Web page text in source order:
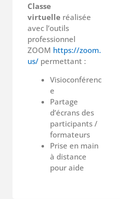
Classe
virtuelle réalisée
avec l’outils
professionnel
ZOOM https://zoom.
us/ permettant :
Visioconférenc
e
Partage
d’écrans des
participants /
formateurs
Prise en main
à distance
pour aide